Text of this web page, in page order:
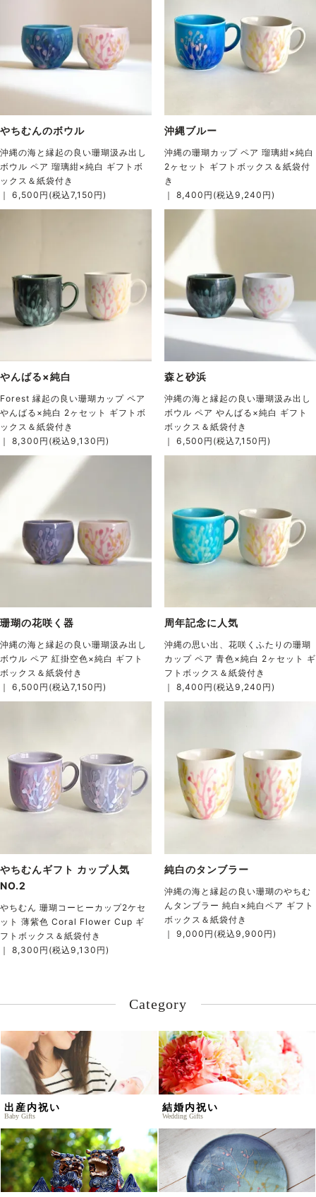
やちむんのボウル
沖縄の海と縁起の良い珊瑚汲み出し
ボウル ペア 瑠璃紺×純白 ギフトボ
ックス＆紙袋付き
｜ 6,500円(税込7,150円)
沖縄ブルー
沖縄の珊瑚カップ ペア 瑠璃紺×純白
2ヶセット ギフトボックス＆紙袋付
き
｜ 8,400円(税込9,240円)
やんばる×純白
Forest 縁起の良い珊瑚カップ ペア
やんばる×純白 2ヶセット ギフトボ
ックス＆紙袋付き
｜ 8,300円(税込9,130円)
森と砂浜
沖縄の海と縁起の良い珊瑚汲み出し
ボウル ペア やんばる×純白 ギフト
ボックス＆紙袋付き
｜ 6,500円(税込7,150円)
珊瑚の花咲く器
沖縄の海と縁起の良い珊瑚汲み出し
ボウル ペア 紅掛空色×純白 ギフト
ボックス＆紙袋付き
｜ 6,500円(税込7,150円)
周年記念に人気
沖縄の思い出、花咲くふたりの珊瑚
カップ ペア 青色×純白 2ヶセット ギ
フトボックス＆紙袋付き
｜ 8,400円(税込9,240円)
やちむんギフト カップ人気
NO.2
やちむん 珊瑚コーヒーカップ2ケセ
ット 薄紫色 Coral Flower Cup ギ
フトボックス＆紙袋付き
｜ 8,300円(税込9,130円)
純白のタンブラー
沖縄の海と縁起の良い珊瑚のやちむ
んタンブラー 純白×純白ペア ギフト
ボックス＆紙袋付き
｜ 9,000円(税込9,900円)
Category
出産内祝い
Baby Gifts
結婚内祝い
Wedding Gifts